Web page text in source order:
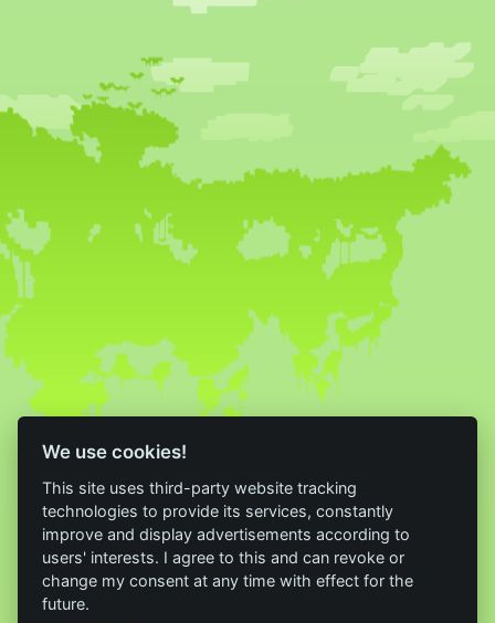
We use cookies!
This site uses third-party website tracking
technologies to provide its services, constantly
improve and display advertisements according to
users' interests. I agree to this and can revoke or
change my consent at any time with effect for the
future.